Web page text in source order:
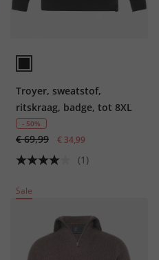
Troyer, sweatstof,
ritskraag, badge, tot 8XL
- 50%
€ 69,99 € 34,99
(1)
Sale